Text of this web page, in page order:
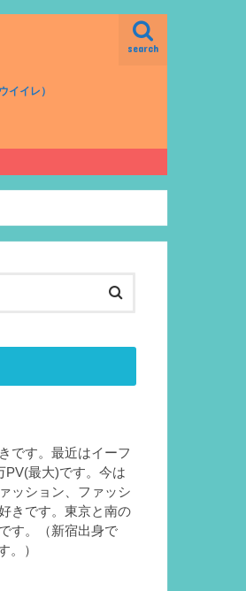
search
イイレ）
です。最近はイーフ
PV(最大)です。今は
ッション、ファッシ
きです。東京と南の
す。（新宿出身で
。）